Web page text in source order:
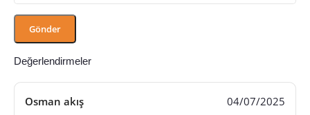
Değerlendirmeler
Osman akış
04/07/2025